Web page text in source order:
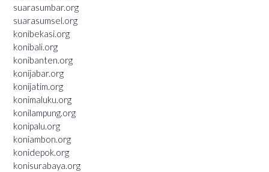
suarasumbar.org
suarasumsel.org
konibekasi.org
konibali.org
konibanten.org
konijabar.org
konijatim.org
konimaluku.org
konilampung.org
konipalu.org
koniambon.org
konidepok.org
konisurabaya.org